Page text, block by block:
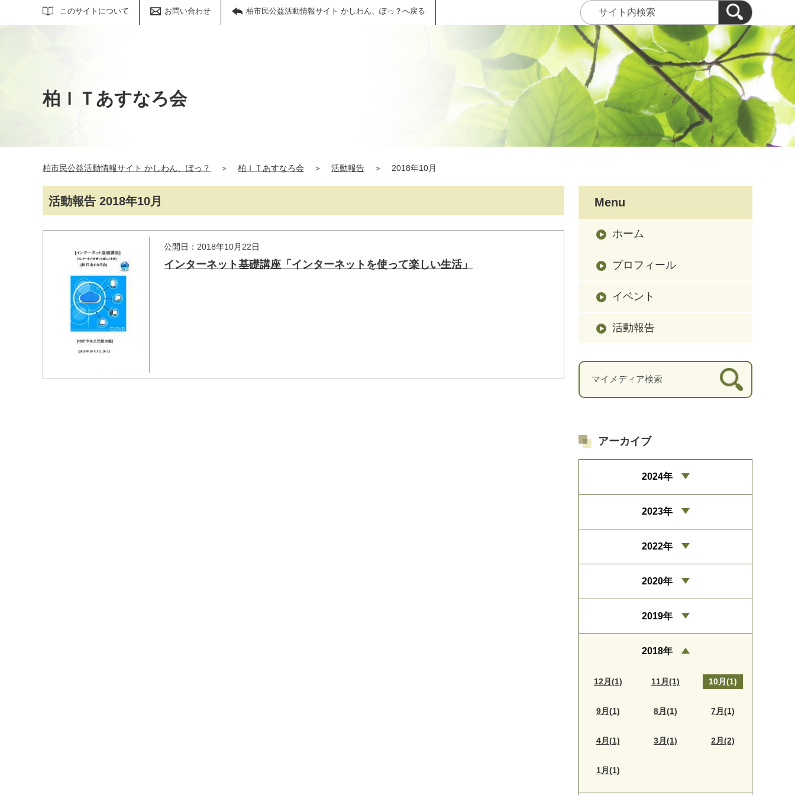
このサイトについて お問い合わせ 柏市民公益活動情報サイト かしわん、ぽっ？へ戻る
サイト内検索
柏ＩＴあすなろ会
柏市民公益活動情報サイト かしわん、ぽっ？ ＞ 柏ＩＴあすなろ会 ＞ 活動報告 ＞ 2018年10月
活動報告 2018年10月
公開日：2018年10月22日
インターネット基礎講座「インターネットを使って楽しい生活」
Menu
ホーム
プロフィール
イベント
活動報告
アーカイブ
2024年
2023年
2022年
2020年
2019年
2018年
12月(1) 11月(1) 10月(1)
9月(1) 8月(1) 7月(1)
4月(1) 3月(1) 2月(2)
1月(1)